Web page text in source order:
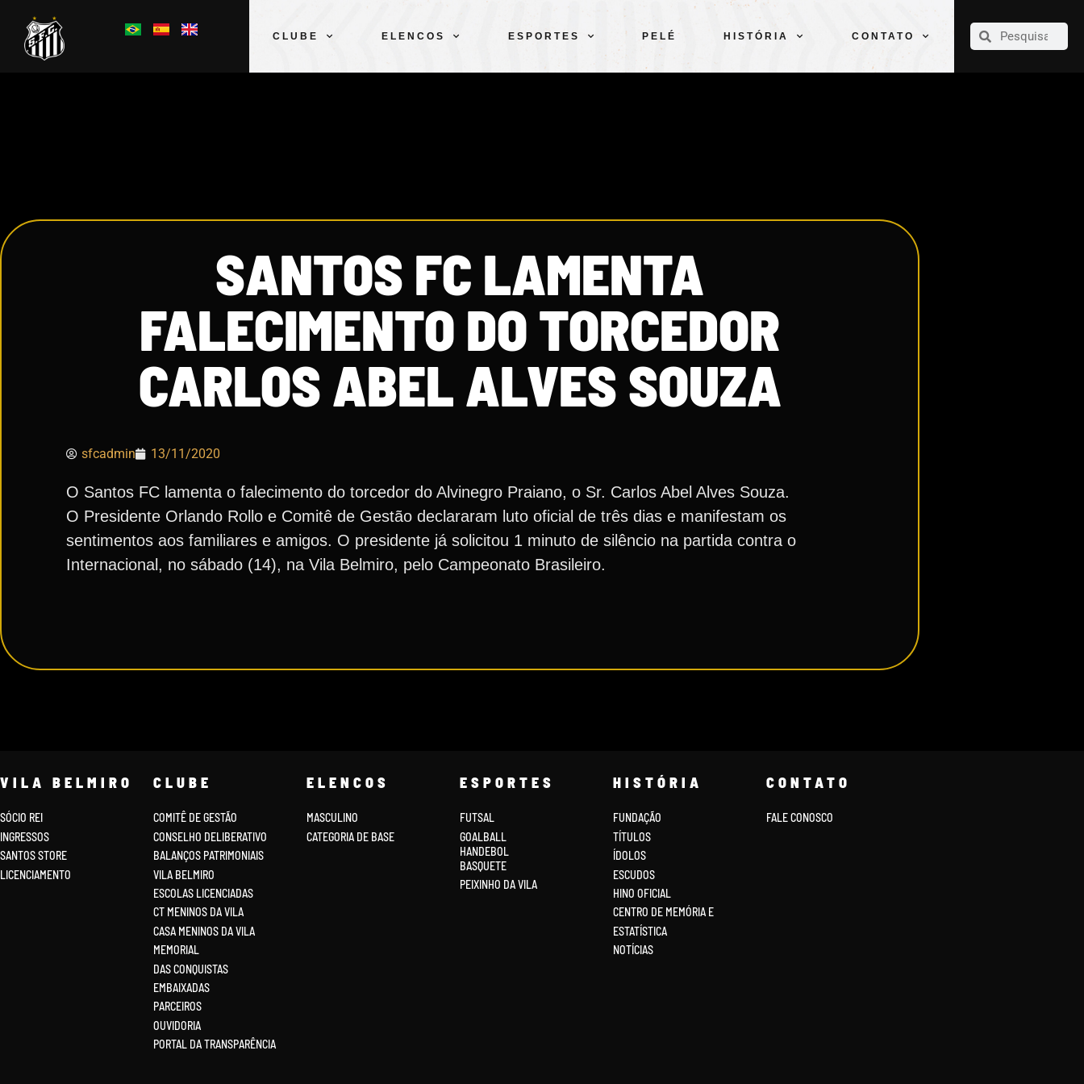
CLUBE ELENCOS ESPORTES PELÉ HISTÓRIA CONTATO
CLUBE
SANTOS FC LAMENTA
FALECIMENTO DO TORCEDOR
CARLOS ABEL ALVES SOUZA
sfcadmin 13/11/2020
O Santos FC lamenta o falecimento do torcedor do Alvinegro Praiano, o Sr. Carlos Abel Alves Souza.
O Presidente Orlando Rollo e Comitê de Gestão declararam luto oficial de três dias e manifestam os
sentimentos aos familiares e amigos. O presidente já solicitou 1 minuto de silêncio na partida contra o
Internacional, no sábado (14), na Vila Belmiro, pelo Campeonato Brasileiro.
VILA BELMIRO
SÓCIO REI
INGRESSOS
SANTOS STORE
LICENCIAMENTO
CLUBE
COMITÊ DE GESTÃO
CONSELHO DELIBERATIVO
BALANÇOS PATRIMONIAIS
VILA BELMIRO
ESCOLAS LICENCIADAS
CT MENINOS DA VILA
CASA MENINOS DA VILA
MEMORIAL
DAS CONQUISTAS
EMBAIXADAS
PARCEIROS
OUVIDORIA
PORTAL DA TRANSPARÊNCIA
ELENCOS
MASCULINO
CATEGORIA DE BASE
ESPORTES
FUTSAL
GOALBALL
HANDEBOL
BASQUETE
PEIXINHO DA VILA
HISTÓRIA
FUNDAÇÃO
TÍTULOS
ÍDOLOS
ESCUDOS
HINO OFICIAL
CENTRO DE MEMÓRIA E
ESTATÍSTICA
NOTÍCIAS
CONTATO
FALE CONOSCO